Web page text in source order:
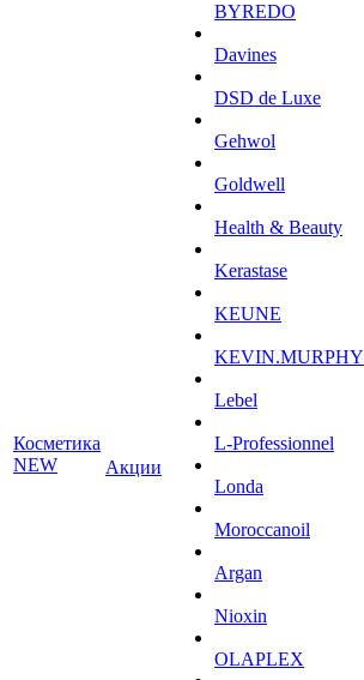
Косметика
NEW
Акции
BYREDO
Davines
DSD de Luxe
Gehwol
Goldwell
Health & Beauty
Kerastase
KEUNE
KEVIN.MURPHY
Lebel
L-Professionnel
Londa
Moroccanoil
Argan
Niохin
OLAPLEX